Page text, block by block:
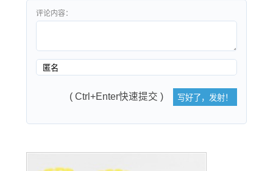
评论内容：
( Ctrl+Enter快速提交 )